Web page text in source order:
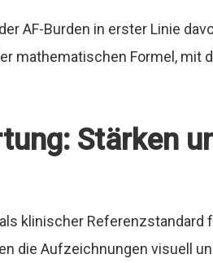
AF-Burden in erster Linie
mathematischen Formel, mit
Stärken
klinischer Referenzstandard
die Aufzeichnungen visuell